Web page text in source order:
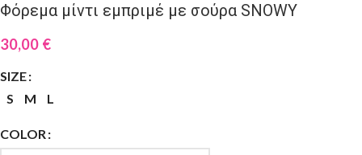
Φόρεμα μίντι εμπριμέ με σούρα SNOWY
30,00 €
SIZE
S
M L
COLOR